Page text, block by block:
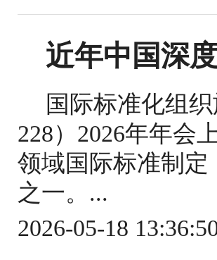
近年中国深
国际标准化组
228）2026年年会
领域国际标准制定
之一。...
2026-05-18